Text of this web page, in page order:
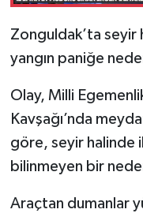
Zonguldak’ta seyir
yangın paniğe
Olay, Milli
Kavşağı’nda
göre, seyir halinde
bilinmeyen bir
Araçtan dumanlar